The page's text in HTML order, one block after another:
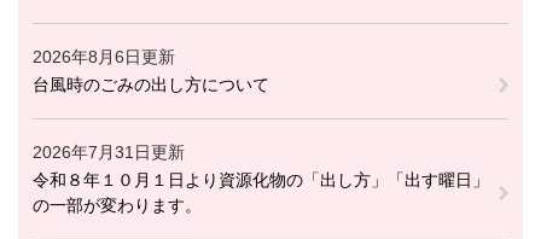
2026年8月6日更新
台風時のごみの出し方について
2026年7月31日更新
令和８年１０月１日より資源化物の「出し方」「出す曜日」
の一部が変わります。